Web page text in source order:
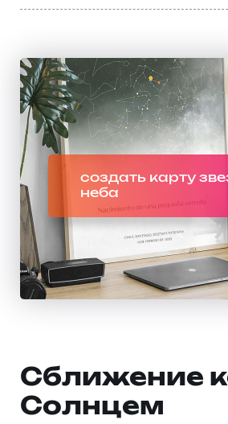
создать карту
неба
Сближение
Солнцем